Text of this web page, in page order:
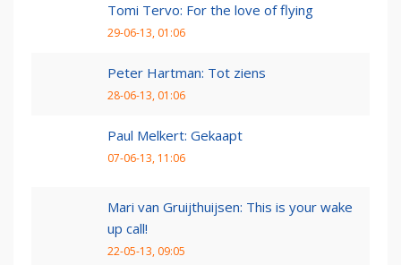
Tomi Tervo: For the love of flying
29-06-13, 01:06
Peter Hartman: Tot ziens
28-06-13, 01:06
Paul Melkert: Gekaapt
07-06-13, 11:06
Mari van Gruijthuijsen: This is your wake
up call!
22-05-13, 09:05